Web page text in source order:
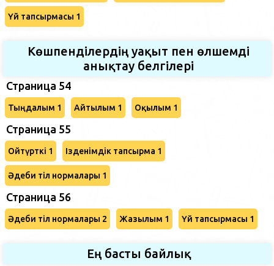
Үй тапсырмасы 1
Көшпенділердің уақыт пен өлшемді
анықтау белгілері
Страница 54
Тыңдалым 1 Айтылым 1 Оқылым 1
Страница 55
Ойтүрткі 1 Ізденімдік тапсырма 1
Әдеби тіл нормалары 1
Страница 56
Әдеби тіл нормалары 2 Жазылым 1 Үй тапсырмасы 1
Ең басты байлық